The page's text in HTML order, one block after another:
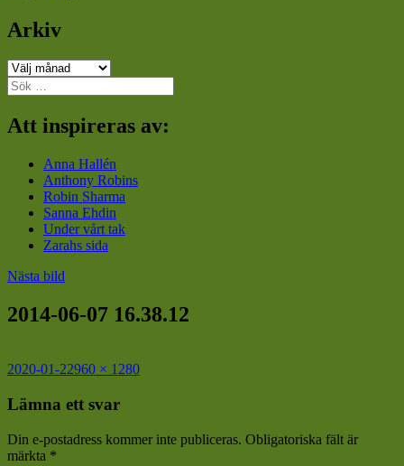
Arkiv
Arkiv
Sök
efter:
Att inspireras av:
Anna Hallén
Anthony Robins
Robin Sharma
Sanna Ehdin
Under vårt tak
Zarahs sida
Nästa bild
2014-06-07 16.38.12
Postat
2020-01-22Full
960 × 1280
Lämna ett svar
Din e-postadress kommer inte publiceras. Obligatoriska fält är
märkta *